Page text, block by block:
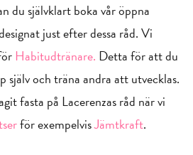
du självklart boka vår öppna
just efter dessa råd. Vi
Habitudtränare. Detta för att du
själv och träna andra att utvecklas.
fasta på Lacerenzas råd när vi
för exempelvisJämtkraft.